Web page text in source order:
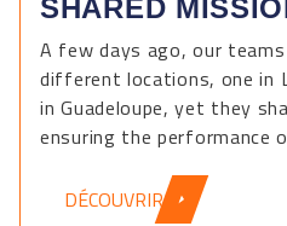
SHARED
A few days ago, our
different locations, one in
in Guadeloupe, yet they
ensuring the performance
DÉCOUVRIR